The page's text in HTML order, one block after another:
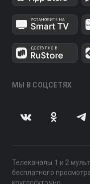
МЫ В СОЦСЕТЯХ
Телеканалы 1 и 2
бесплатного